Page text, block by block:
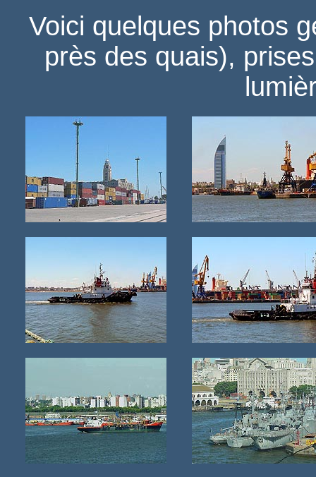
Voici quelques photos
près des quais),